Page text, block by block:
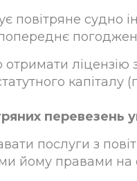
повітряне судно
перевезень
послуги з
йому правами на